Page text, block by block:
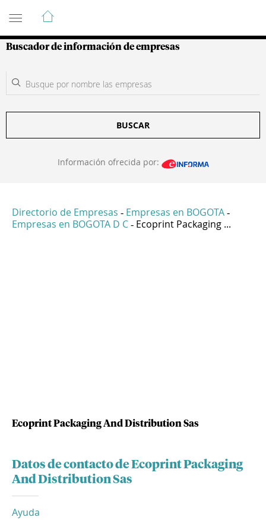
Guía de Empresas Colombianas
Buscador de información de empresas
BUSCAR
Información ofrecida por:
Directorio de Empresas - Empresas en BOGOTA -
Empresas en BOGOTA D C - Ecoprint Packaging ...
Ecoprint Packaging And Distribution Sas
Datos de contacto de Ecoprint Packaging
And Distribution Sas
Ayuda